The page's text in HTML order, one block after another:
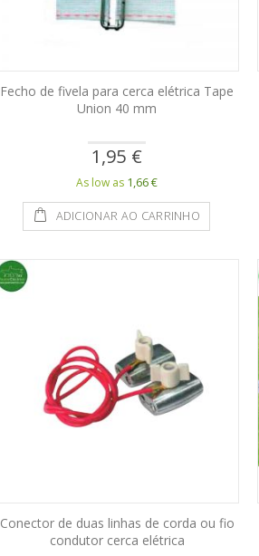
Fecho de fivela para cerca elétrica Tape
Union 40 mm
1,95 €
As low as 1,66 €
ADICIONAR AO CARRINHO
Conector de duas linhas de corda ou fio
condutor cerca elétrica